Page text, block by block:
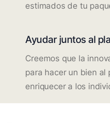
estimados de tu
Ayudar juntos al
Creemos que la
para hacer un bien al
enriquecer a los